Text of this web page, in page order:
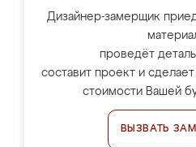
Дизайнер-замерщик
проведёт
составит проект и
стоимости Вашей
ВЫЗВАТЬ